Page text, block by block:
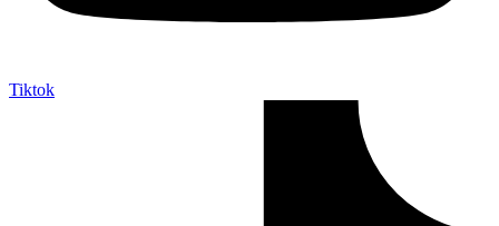
Tiktok